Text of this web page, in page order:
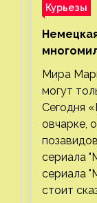
Курьезы
или миф
Мира
могут
Сегодня
овчарке,
сериала
сериала
стоит